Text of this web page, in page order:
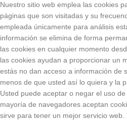
Nuestro sitio web emplea las cookies
páginas que son visitadas y su
empleada únicamente para análisis
información se elimina de forma
las cookies en cualquier momento
las cookies ayudan a proporcionar un
estás no dan acceso a información de
menos de que usted así lo quiera y la
Usted puede aceptar o negar el uso
mayoría de navegadores aceptan
sirve para tener un mejor servicio